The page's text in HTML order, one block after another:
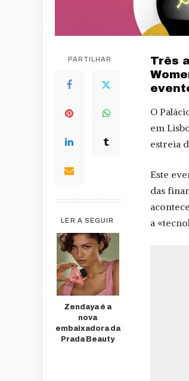
PARTILHAR
LER A SEGUIR
Zendaya é a
nova
embaixadora da
Prada Beauty
Três
O
em
estreia
Este
das
a